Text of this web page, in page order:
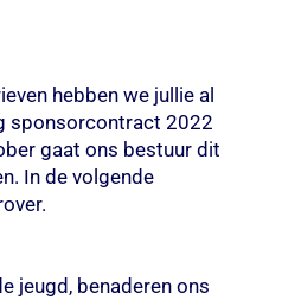
hebben we jullie al
sponsorcontract 2022
gaat ons bestuur dit
In de volgende
jeugd, benaderen ons